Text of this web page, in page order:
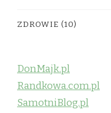
ZDROWIE (10)
DonMajk.pl
Randkowa.com.pl
SamotniBlog.pl